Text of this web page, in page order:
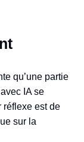
qu’une partie
IA se
réflexe est de
sur la